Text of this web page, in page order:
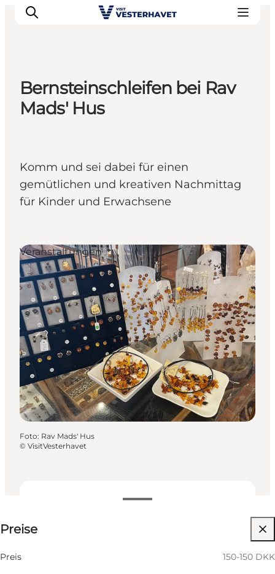
Events
Tickets kaufen
Plane deine Reise
Bernsteinschleifen bei Rav
Mads' Hus
Komm und sei dabei für einen
gemütlichen und kreativen Nachmittag
für Kinder und Erwachsene
Preise
Preis 150-150 DKK
Veranstaltungen
Foto: Rav Mads' Hus
© VisitVesterhavet